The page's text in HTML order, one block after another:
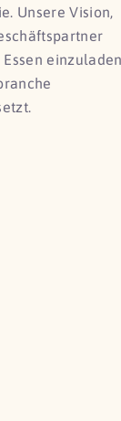
Unsere Vision,